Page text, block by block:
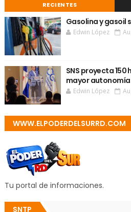
RECIENTES
Gasolina y gasoil
Edwin López
SNS proyecta
mayor autonomía
Edwin López
WWW.ELPODERDELSURRD.COM
Tu portal de informaciones.
SNTP